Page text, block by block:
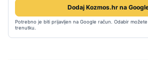
Dodaj Kozmos.hr na
Potrebno je biti prijavljen na Google račun. Odabir
trenutku.